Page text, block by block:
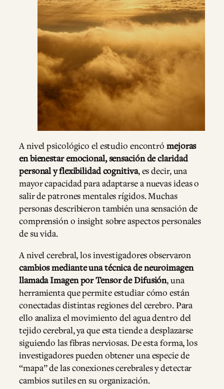
A nivel psicológico el estudio encontró mejoras
en bienestar emocional, sensación de claridad
personal y flexibilidad cognitiva, es decir, una
mayor capacidad para adaptarse a nuevas ideas o
salir de patrones mentales rígidos. Muchas
personas describieron también una sensación de
comprensión o insight sobre aspectos personales
de su vida.
A nivel cerebral, los investigadores observaron
cambios mediante una técnica de neuroimagen
llamada Imagen por Tensor de Difusión, una
herramienta que permite estudiar cómo están
conectadas distintas regiones del cerebro. Para
ello analiza el movimiento del agua dentro del
tejido cerebral, ya que esta tiende a desplazarse
siguiendo las fibras nerviosas. De esta forma, los
investigadores pueden obtener una especie de
“mapa” de las conexiones cerebrales y detectar
cambios sutiles en su organización.